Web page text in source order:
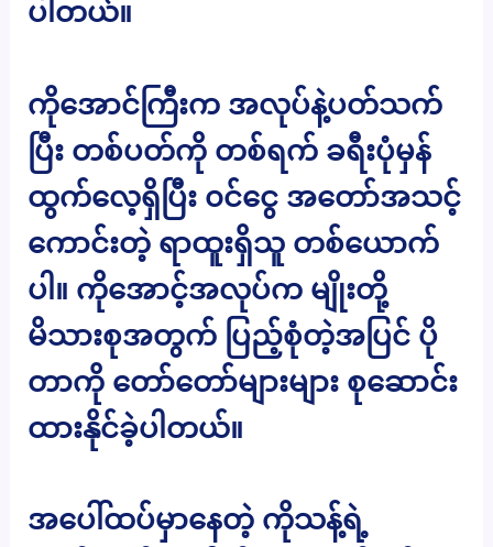
ပါတယ်။
ကိုအောင်ကြီးက အလုပ်နဲ့ပတ်သက်
ပြီး တစ်ပတ်ကို တစ်ရက် ခရီးပုံမှန်
ထွက်လေ့ရှိပြီး ၀င်ငွေ အတော်အသင့်
ကောင်းတဲ့ ရာထူးရှိသူ တစ်ယောက်
ပါ။ ကိုအောင့်အလုပ်က မျိုးတို့
မိသားစုအတွက် ပြည့်စုံတဲ့အပြင် ပို
တာကို တော်တော်များများ စုဆောင်း
ထားနိုင်ခဲ့ပါတယ်။
အပေါ်ထပ်မှာနေတဲ့ ကိုသန့်ရဲ့